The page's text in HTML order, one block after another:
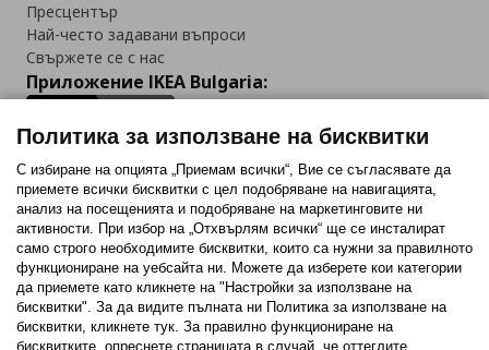
Пресцентър
Най-често задавани въпроси
Свържете се с нас
Приложение IKEA Bulgaria:
Последвайте ни:
FacebookTwitterYoutubePinterestInstagram
Политика за използване на бисквитки
С избиране на опцията „Приемам всички“, Вие се съгласявате да
приемете всички бисквитки с цел подобряване на навигацията,
анализ на посещенията и подобряване на маркетинговите ни
активности. При избор на „Отхвърлям всички“ ще се инсталират
само строго необходимитe бисквитки, които са нужни за правилното
функциониране на уебсайта ни. Можете да изберете кои категории
да приемете като кликнете на "Настройки за използване на
бисквитки". За да видите пълната ни Политика за използване на
бисквитки, кликнете тук. За правилно функциониране на
бисквитките, опреснете страницата в случай, че оттеглите